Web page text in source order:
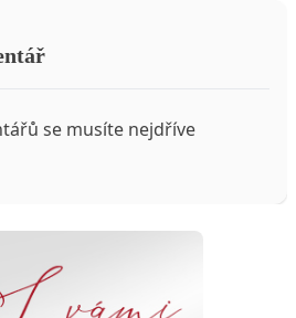
se musíte nejdříve